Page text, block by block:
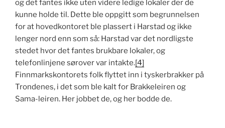
og det fantes ikke uten videre ledige lokaler der de
kunne holde til. Dette ble oppgitt som begrunnelsen
for at hovedkontoret ble plassert i Harstad og ikke
lenger nord enn som så: Harstad var det nordligste
stedet hvor det fantes brukbare lokaler, og
telefonlinjene sørover var intakte.[4]
Finnmarkskontorets folk flyttet inn i tyskerbrakker på
Trondenes, i det som ble kalt for Brakkeleiren og
Sama-leiren. Her jobbet de, og her bodde de.